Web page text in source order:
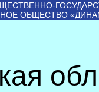
ОБЩЕСТВО